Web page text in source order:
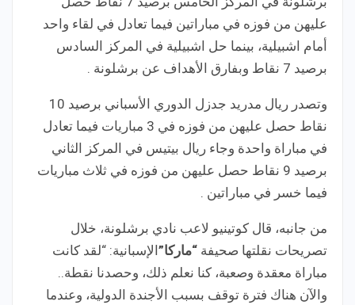
عليهن من فوزه في مباراتين فيما تعادل في لقاء واحد
أمام اشبيلية، بينما حل اشبيلية في المركز السادس
برصيد 7 نقاط وبفارق الأهداف عن برشلونة .
وتصدر ريال مدريد جدزل الدوري الأسباني برصيد 10
نقاط حصل عليهن من فوزه في 3 مباريات فيما تعادل
في مباراة واحدة وجاء ريال بيتيس في المركز الثاني
برصيد 9 نقاط حصل عليهن من فوزه في ثلاث مباريات
فيما خسر في مباراتين .
من جانبه، قال كوتينيو لاعب نادي برشلونة، خلال
تصريحات نقلتها صحيفة “ماركا” الإسبانية: “لقد كانت
مباراة معقدة وصعبة، كنا نعلم ذلك، وحصدنا نقطة..
والآن هناك فترة توقف بسبب الأجندة الدولية، وعندما